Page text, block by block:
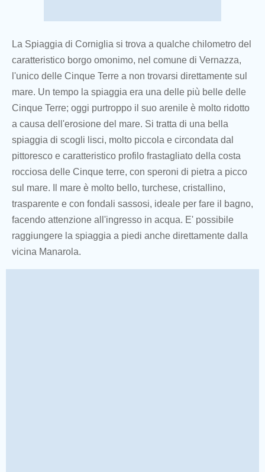
La Spiaggia di Corniglia si trova a qualche chilometro del
caratteristico borgo omonimo, nel comune di Vernazza,
l'unico delle Cinque Terre a non trovarsi direttamente sul
mare. Un tempo la spiaggia era una delle più belle delle
Cinque Terre; oggi purtroppo il suo arenile è molto ridotto
a causa dell'erosione del mare. Si tratta di una bella
spiaggia di scogli lisci, molto piccola e circondata dal
pittoresco e caratteristico profilo frastagliato della costa
rocciosa delle Cinque terre, con speroni di pietra a picco
sul mare. Il mare è molto bello, turchese, cristallino,
trasparente e con fondali sassosi, ideale per fare il bagno,
facendo attenzione all'ingresso in acqua. E' possibile
raggiungere la spiaggia a piedi anche direttamente dalla
vicina Manarola.